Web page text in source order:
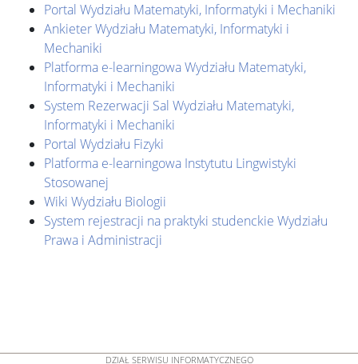
Portal Wydziału Matematyki, Informatyki i Mechaniki
Ankieter Wydziału Matematyki, Informatyki i
Mechaniki
Platforma e-learningowa Wydziału Matematyki,
Informatyki i Mechaniki
System Rezerwacji Sal Wydziału Matematyki,
Informatyki i Mechaniki
Portal Wydziału Fizyki
Platforma e-learningowa Instytutu Lingwistyki
Stosowanej
Wiki Wydziału Biologii
System rejestracji na praktyki studenckie Wydziału
Prawa i Administracji
DZIAŁ SERWISU INFORMATYCZNEGO